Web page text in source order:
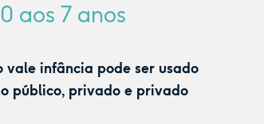
aos 7 anos
vale infância pode ser usado
público, privado e privado